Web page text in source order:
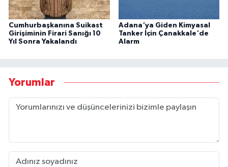
Cumhurbaşkanına Suikast
Girişiminin Firari Sanığı 10
Yıl Sonra Yakalandı
Adana'ya Giden Kimyasal
Tanker İçin Çanakkale'de
Alarm
Yorumlar